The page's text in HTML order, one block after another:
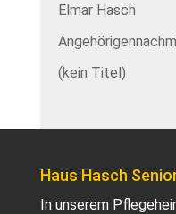
Elmar Hasch
(kein Titel)
Haus Hasch
In unserem